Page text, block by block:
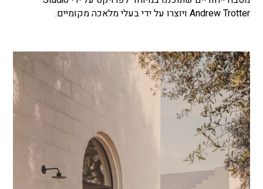
Andrew Trotter ויוצרו על ידי בעלי מלאכה מקומיים.